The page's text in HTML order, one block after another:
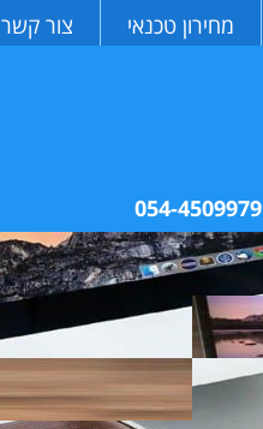
מחירון טכנאי צור קשר
054-4509979